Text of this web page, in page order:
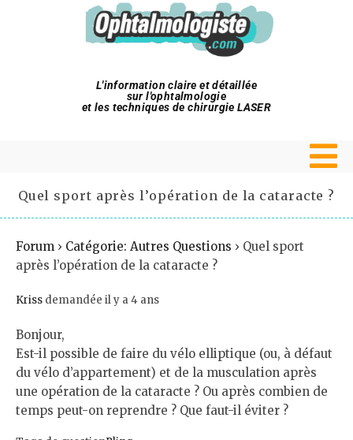
L'information claire et détaillée
sur l'ophtalmologie
et les techniques de chirurgie LASER
Quel sport après l’opération de la cataracte ?
Forum › Catégorie: Autres Questions › Quel sport
après l’opération de la cataracte ?
Kriss demandée il y a 4 ans
Bonjour,
Est-il possible de faire du vélo elliptique (ou, à défaut
du vélo d’appartement) et de la musculation après
une opération de la cataracte ? Ou après combien de
temps peut-on reprendre ? Que faut-il éviter ?